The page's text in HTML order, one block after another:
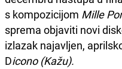
s kompozicijom Mille
sprema objaviti novi
izlazak najavljen,
Dicono (Kažu).